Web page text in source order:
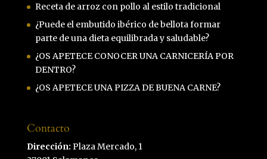
Receta de arroz con pollo al estilo tradicional
¿Puede el embutido ibérico de bellota formar
parte de una dieta equilibrada y saludable?
¿OS APETECE CONOCER UNA CARNICERÍA POR
DENTRO?
¿OS APETECE UNA PIZZA DE BUENA CARNE?
Contacto
Dirección: Plaza Mercado, 1